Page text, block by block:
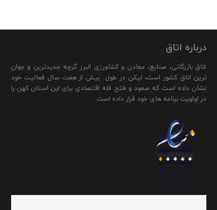
درباره اتاق
اتاق بازرگانی، صنایع، معادن و کشاورزی البرز گرچه جدیدترین و جوان
ترین اتاق کشور است، لیکن در طول بیش از هفت سال فعالیت خود
نشان داده است که صعود و فتح قله اقتصادی برای این استان کهن را
در اولویت برنامه های خود قرار داده است.